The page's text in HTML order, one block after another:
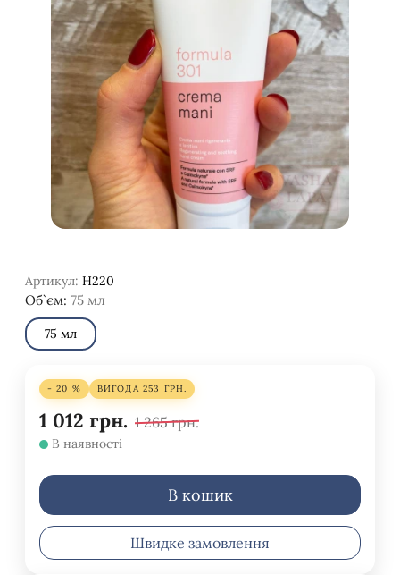
Артикул: H220
Об`єм: 75 мл
75 мл
- 20 % ВИГОДА 253 ГРН.
1 012 грн. 1 265 грн.
В наявності
В кошик
Швидке замовлення